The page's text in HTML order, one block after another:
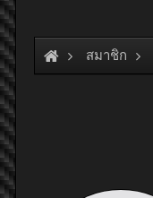
สมาชิก